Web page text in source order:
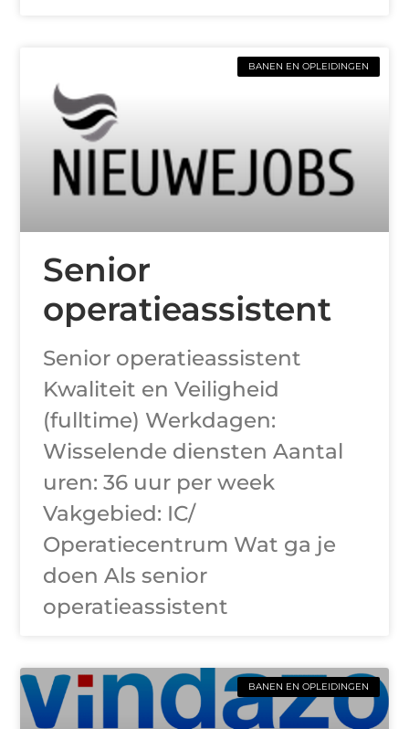
BANEN EN OPLEIDINGEN
Senior
operatieassistent
Senior operatieassistent
Kwaliteit en Veiligheid
(fulltime) Werkdagen:
Wisselende diensten Aantal
uren: 36 uur per week
Vakgebied: IC/
Operatiecentrum Wat ga je
doen Als senior
operatieassistent
BANEN EN OPLEIDINGEN